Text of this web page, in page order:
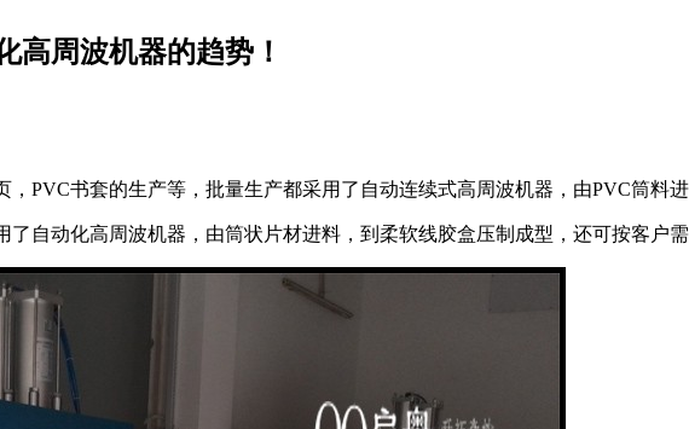
高周波机器的趋势！
，PVC书套的生产等，批量生产都采用了自动连续式高周波机器，由PVC筒料
了自动化高周波机器，由筒状片材进料，到柔软线胶盒压制成型，还可按客户